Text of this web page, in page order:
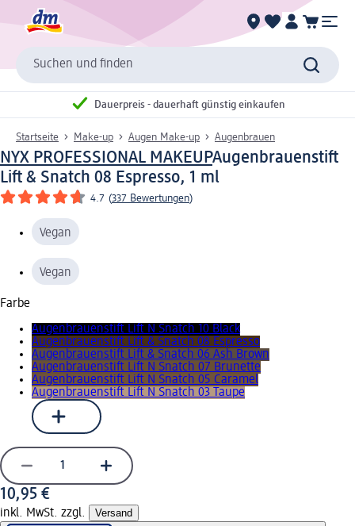
Suchen und finden
Dauerpreis - dauerhaft günstig einkaufen
Startseite Make-up Augen Make-up Augenbrauen
NYX PROFESSIONAL MAKEUPAugenbrauenstift
Lift & Snatch 08 Espresso, 1 ml
4.7 (337 Bewertungen)
Vegan
Vegan
Farbe
Augenbrauenstift Lift N Snatch 10 Black
Augenbrauenstift Lift & Snatch 08 Espresso
Augenbrauenstift Lift & Snatch 06 Ash Brown
Augenbrauenstift Lift N Snatch 07 Brunette
Augenbrauenstift Lift N Snatch 05 Caramel
Augenbrauenstift Lift N Snatch 03 Taupe
10,95 €
inkl. MwSt. zzgl. Versand